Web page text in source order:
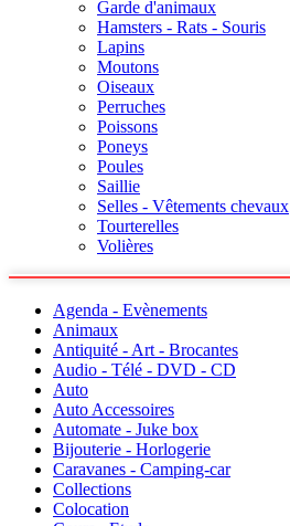
Garde d'animaux
Hamsters - Rats - Souris
Lapins
Moutons
Oiseaux
Perruches
Poissons
Poneys
Poules
Saillie
Selles - Vêtements chevaux
Tourterelles
Volières
Agenda - Evènements
Animaux
Antiquité - Art - Brocantes
Audio - Télé - DVD - CD
Auto
Auto Accessoires
Automate - Juke box
Bijouterie - Horlogerie
Caravanes - Camping-car
Collections
Colocation